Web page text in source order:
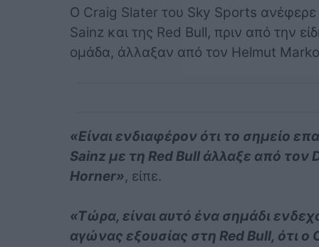
Ο Craig Slater του Sky Sports ανέφερε
Sainz και της Red Bull, πριν από την
ομάδα, άλλαξαν από τον Helmut
«Είναι ενδιαφέρον ότι το σημείο
Sainz με τη Red Bull άλλαξε από τον
Horner», είπε.
«Τώρα, είναι αυτό ένα σημάδι
αγώνας εξουσίας στη Red Bull, ότι